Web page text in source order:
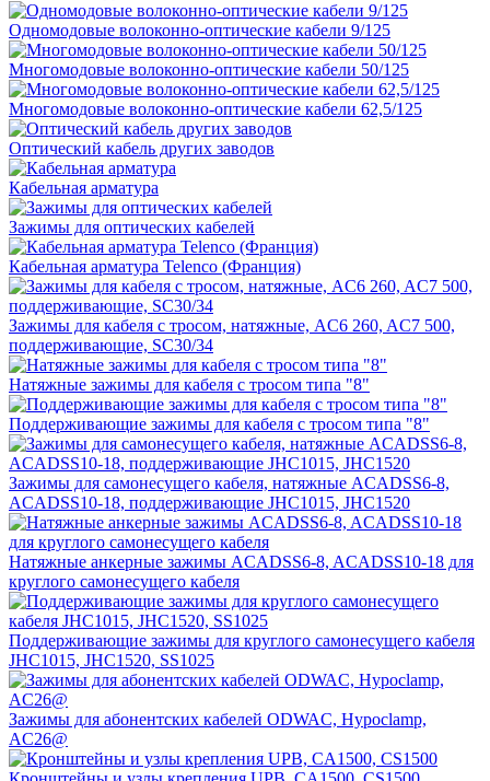
Одномодовые волоконно-оптические кабели 9/125
Многомодовые волоконно-оптические кабели 50/125
Многомодовые волоконно-оптические кабели 62,5/125
Оптический кабель других заводов
Кабельная арматура
Зажимы для оптических кабелей
Кабельная арматура Telenco (Франция)
Зажимы для кабеля с тросом, натяжные, AC6 260, AC7 500,
поддерживающие, SC30/34
Натяжные зажимы для кабеля с тросом типа "8"
Поддерживающие зажимы для кабеля с тросом типа "8"
Зажимы для самонесущего кабеля, натяжные ACADSS6-8,
ACADSS10-18, поддерживающие JHC1015, JHC1520
Натяжные анкерные зажимы ACADSS6-8, ACADSS10-18 для
круглого самонесущего кабеля
Поддерживающие зажимы для круглого самонесущего кабеля
JHC1015, JHC1520, SS1025
Зажимы для абонентских кабелей ODWAC, Hypoclamp,
AC26@